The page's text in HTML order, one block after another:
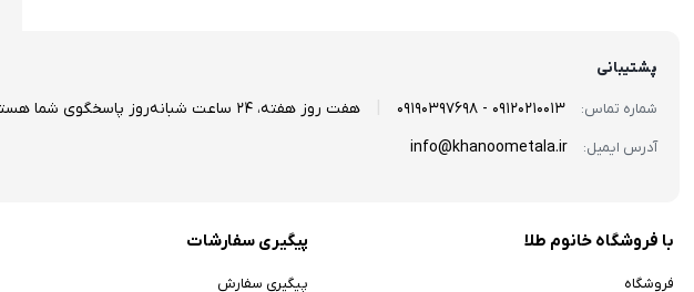
پشتیبانی
شماره تماس: 09120210013 - 09190397698 هفت روز هفته، 24 ساعت شبانه‌روز پاسخگوی شما هستیم...
آدرس ایمیل: info@khanoometala.ir
با فروشگاه خانوم طلا
فروشگاه
پیگیری سفارشات
پیگیری سفارش